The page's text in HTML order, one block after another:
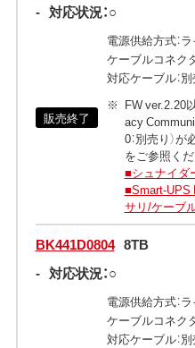
- 対応状況：○
販売終了
電源供給方式：
ケーブルコネク
対応ケーブル：別
FW ver.2.20
acy
0：別売り）
をご参照くだ
■シュナイダ
■Smart-UPS
サリ/ケーブ
BK441D0804 8TB
- 対応状況：○
電源供給方式：
ケーブルコネク
対応ケーブル：別